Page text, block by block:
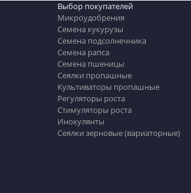
Выбор покупателей
Микроудобрения
Семена кукурузы
Семена подсолнечника
Семена рапса
Семена пшеницы
Сеялки пропашные
Культиваторы пропашные
Регуляторы роста
Стимуляторы роста
Инокулянты
Сеялки зерновые (вариаторные)